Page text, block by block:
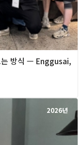
방식 — Enggusai,
2026년